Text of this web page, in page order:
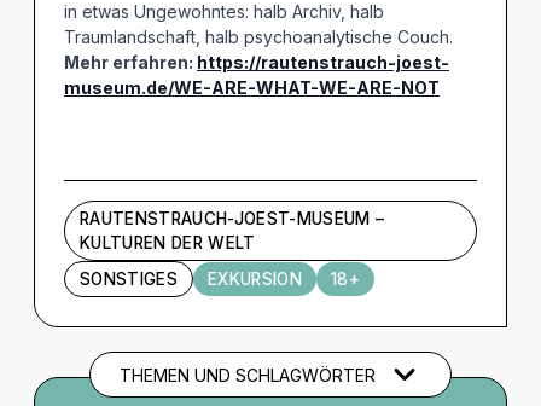
in etwas Ungewohntes: halb Archiv, halb
Traumlandschaft, halb psychoanalytische Couch.
Mehr erfahren: https://rautenstrauch-joest-
museum.de/WE-ARE-WHAT-WE-ARE-NOT
RAUTENSTRAUCH-JOEST-MUSEUM –
KULTUREN DER WELT
SONSTIGES
EXKURSION 18+
THEMEN UND SCHLAGWÖRTER